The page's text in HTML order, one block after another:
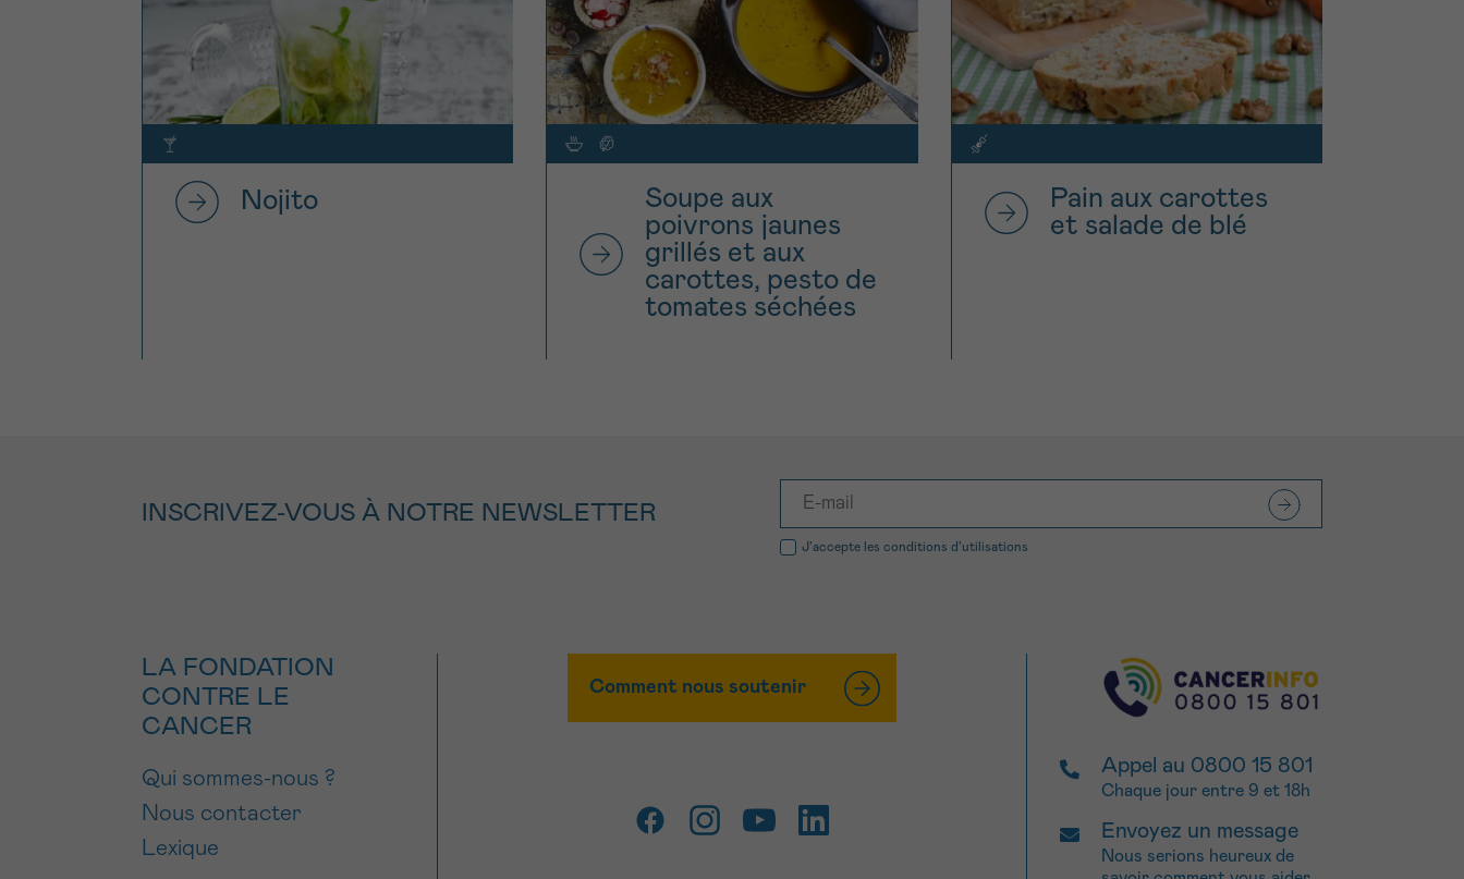
Nojito
Soupe aux
poivrons jaunes
grillés et aux
carottes, pesto de
tomates séchées
Pain aux carottes
et salade de blé
INSCRIVEZ-VOUS À NOTRE NEWSLETTER
J’accepte les conditions d’utilisations
LA FONDATION
CONTRE LE
CANCER
Qui sommes-nous ?
Nous contacter
Lexique
Comment nous soutenir
Appel au 0800 15 801
Chaque jour entre 9 et 18h
Envoyez un message
Nous serions heureux de